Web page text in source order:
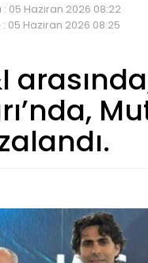
: 05 Haziran 2026 08:22
05 Haziran 2026 08:25